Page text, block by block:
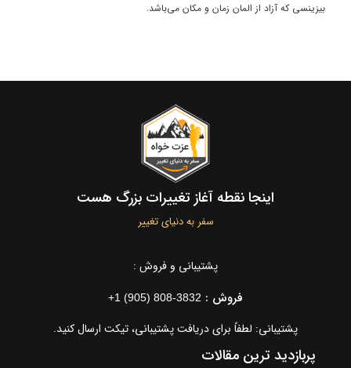
بیزینسی که آزاد از المان زمان و مکان می‌باشد.
اینجا نقطه آغاز تغییرات بزرگ هست
سفر به دنیای تغییر
پشتیبانی و فروش :
فروش : +1 (905) 808-3832
پشتیبانی: لطفاً برای دریافت پشتیبانی، تیکت ارسال کنید.
پربازدید ترین مقالات